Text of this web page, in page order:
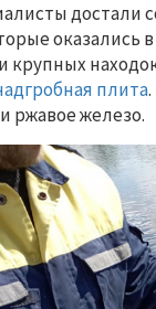
достали
оказались
плита
ржавое железо.